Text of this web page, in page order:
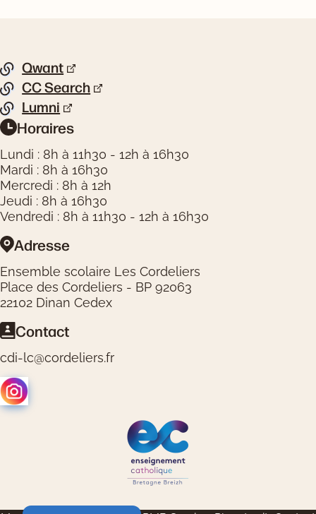
Pied de page
Liste de liens
Qwant
CC Search
Lumni
Informations pratiques
Horaires
Lundi : 8h à 11h30 - 12h à 16h30
Mardi : 8h à 16h30
Mercredi : 8h à 12h
Jeudi : 8h à 16h30
Vendredi : 8h à 11h30 - 12h à 16h30
Adresse
Ensemble scolaire Les Cordeliers
Place des Cordeliers - BP 92063
22102 Dinan Cedex
Contact
cdi-lc@cordeliers.fr
Logos réseaux sociaux